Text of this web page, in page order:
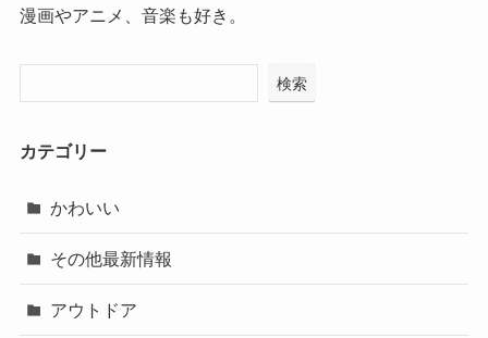
漫画やアニメ、音楽も好き。
検索
カテゴリー
かわいい
その他最新情報
アウトドア